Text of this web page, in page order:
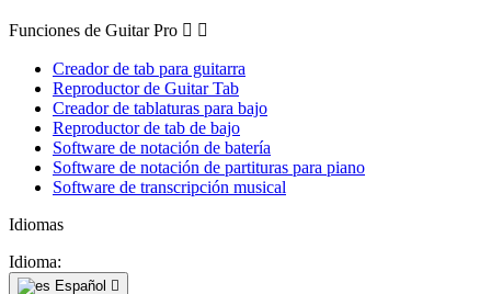
Funciones de Guitar Pro  
Creador de tab para guitarra
Reproductor de Guitar Tab
Creador de tablaturas para bajo
Reproductor de tab de bajo
Software de notación de batería
Software de notación de partituras para piano
Software de transcripción musical
Idiomas
Idioma:
Español 